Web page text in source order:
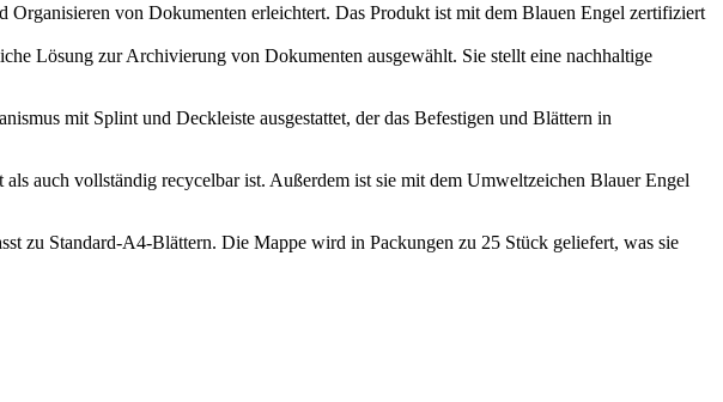
von Dokumenten erleichtert. Das Produkt ist mit dem Blauen Engel zertifiziert
Lösung zur Archivierung von Dokumenten ausgewählt. Sie stellt eine nachhaltige
mit Splint und Deckleiste ausgestattet, der das Befestigen und Blättern in
auch vollständig recycelbar ist. Außerdem ist sie mit dem Umweltzeichen Blauer Engel
zu Standard-A4-Blättern. Die Mappe wird in Packungen zu 25 Stück geliefert, was sie